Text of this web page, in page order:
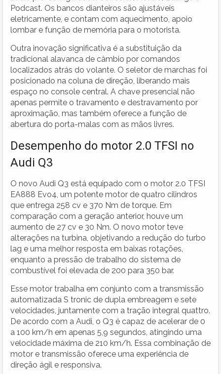
Podcast. Os bancos dianteiros são ajustáveis
eletricamente, e contam com aquecimento, apoio
lombar e função de memória para o motorista.
Outra inovação significativa é a substituição da
tradicional alavanca de câmbio por comandos
localizados atrás do volante. O seletor de marchas foi
posicionado na coluna de direção, liberando mais
espaço no console central. A chave presencial não
apenas permite o travamento e destravamento por
aproximação, mas também oferece a função de
abertura do porta-malas com as mãos livres.
Desempenho do motor 2.0 TFSI no
Audi Q3
O novo Audi Q3 está equipado com o motor 2.0 TFSI
EA888 Evo4, um potente motor de quatro cilindros
que entrega 258 cv e 370 Nm de torque. Em
comparação com a geração anterior, houve um
aumento de 27 cv e 30 Nm. O novo motor teve
alterações na turbina, objetivando a redução do turbo
lag e uma melhor resposta em baixas rotações,
enquanto a pressão de trabalho do sistema de
combustível foi elevada de 200 para 350 bar.
Esse motor trabalha em conjunto com a transmissão
automatizada S tronic de dupla embreagem e sete
velocidades, juntamente com a tração integral quattro.
De acordo com a Audi, o Q3 é capaz de acelerar de 0
a 100 km/h em apenas 5,9 segundos, atingindo uma
velocidade máxima de 210 km/h. Essa combinação de
motor e transmissão oferece uma experiência de
direção ágil e responsiva.